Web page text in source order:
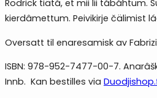
Rodrick tiätá, et mii lii tábáhtum.
kierdâmettum. Peivikirje čälimist
Oversatt til enaresamisk av
ISBN: 978-952-7477-00-7.
Innb. Kan bestilles via